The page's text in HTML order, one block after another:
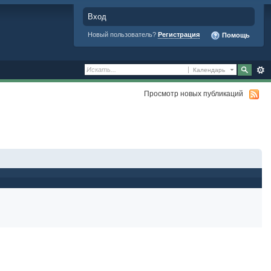
Вход
Новый пользователь? Регистрация Помощь
Календарь
Просмотр новых публикаций